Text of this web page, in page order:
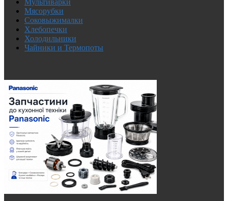
Мультиварки
Мясорубки
Соковыжималки
Хлебопечки
Холодильники
Чайники и Термопоты